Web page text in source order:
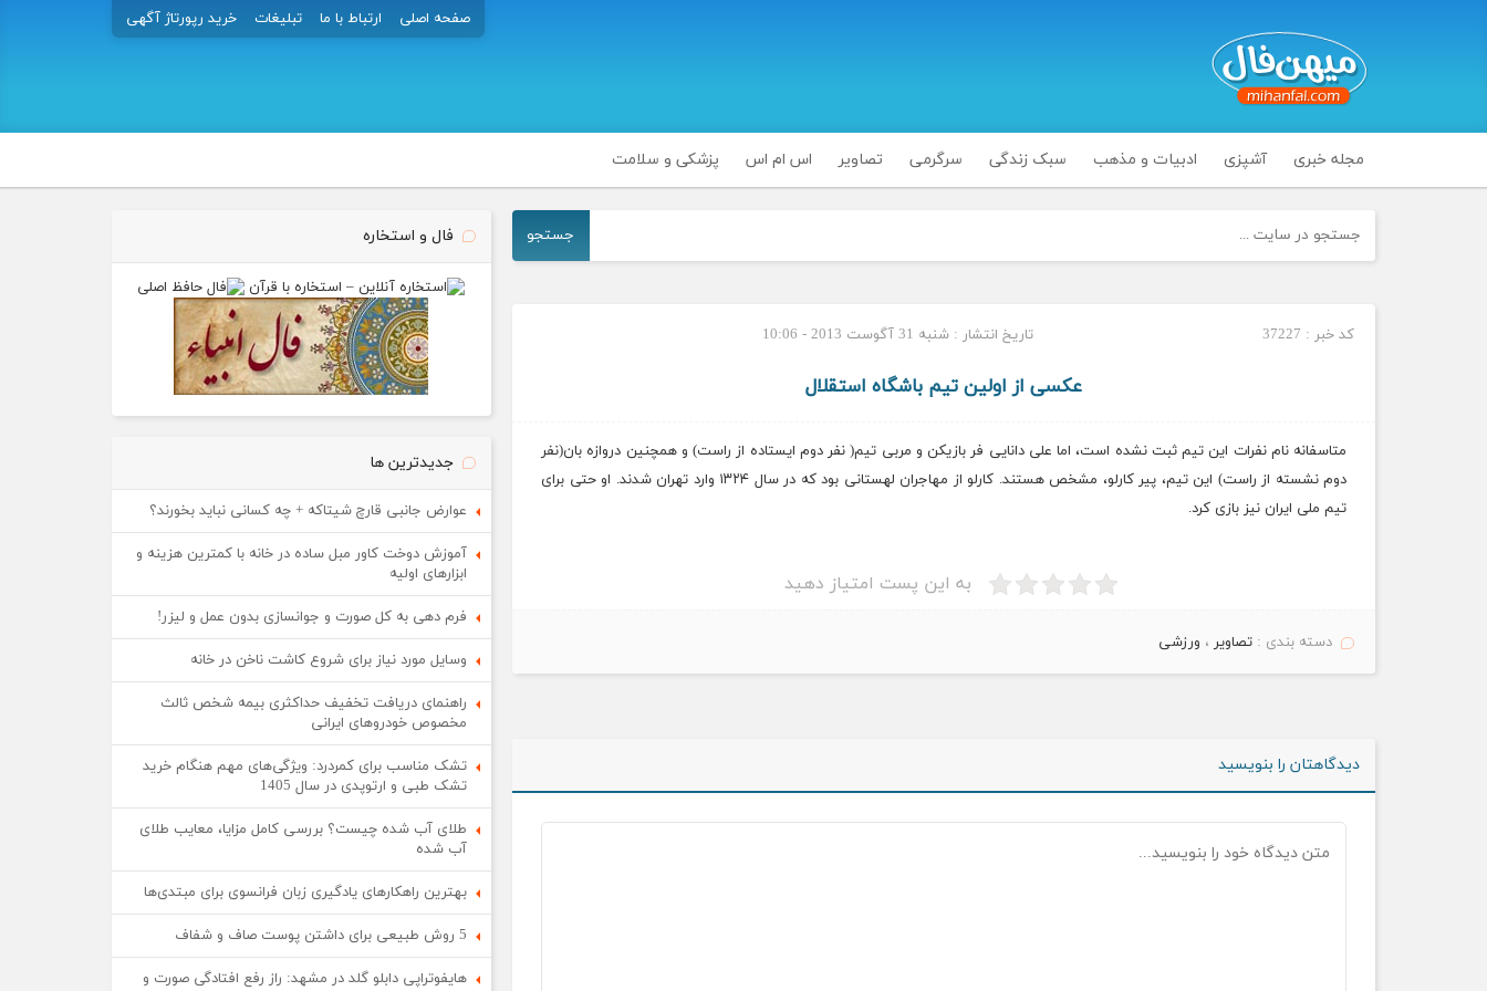
صفحه اصلی ارتباط با ما تبلیغات خرید رپورتاژ آگهی
مجله خبری آشپزی ادبیات و مذهب سبک زندگی سرگرمی تصاویر اس ام اس پزشکی و سلامت
جستجو
کد خبر : 37227 تاریخ انتشار : شنبه 31 آگوست 2013 - 10:06
عکسی از اولین تیم باشگاه استقلال
متاسفانه نام نفرات این تیم ثبت نشده است، اما علی دانایی فر بازیکن و مربی تیم( نفر دوم ایستاده از راست) و همچنین دروازه بان(نفر
دوم نشسته از راست) این تیم، پیر کارلو، مشخص هستند. کارلو از مهاجران لهستانی بود که در سال ۱۳۲۴ وارد تهران شدند. او حتی برای
تیم ملی ایران نیز بازی کرد.
به این پست امتیاز دهید
دسته بندی :تصاویر ، ورزشی
دیدگاهتان را بنویسید
فال و استخاره
جدیدترین ها
عوارض جانبی قارچ شیتاکه + چه کسانی نباید بخورند؟
آموزش دوخت کاور مبل ساده در خانه با کمترین هزینه و
ابزارهای اولیه
فرم دهی به کل صورت و جوانسازی بدون عمل و لیزر!
وسایل مورد نیاز برای شروع کاشت ناخن در خانه
راهنمای دریافت تخفیف حداکثری بیمه شخص ثالث
مخصوص خودروهای ایرانی
تشک مناسب برای کمردرد: ویژگی‌های مهم هنگام خرید
تشک طبی و ارتوپدی در سال 1405
طلای آب شده چیست؟ بررسی کامل مزایا، معایب طلای
آب شده
بهترین راهکارهای یادگیری زبان فرانسوی برای مبتدی‌ها
5 روش طبیعی برای داشتن پوست صاف و شفاف
هایفوتراپی دابلو گلد در مشهد: راز رفع افتادگی صورت و